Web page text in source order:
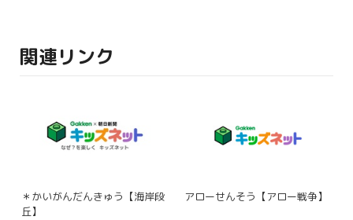
関連リンク
＊かいがんだんきゅう【海岸段
丘】
アローせんそう【アロー戦争】